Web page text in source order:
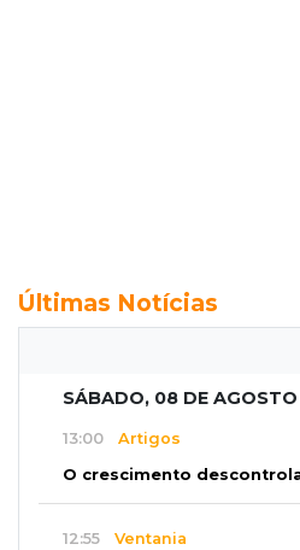
Últimas Notícias
SÁBADO, 08 DE AGOSTO
13:00 Artigos
O crescimento
12:55 Ventania